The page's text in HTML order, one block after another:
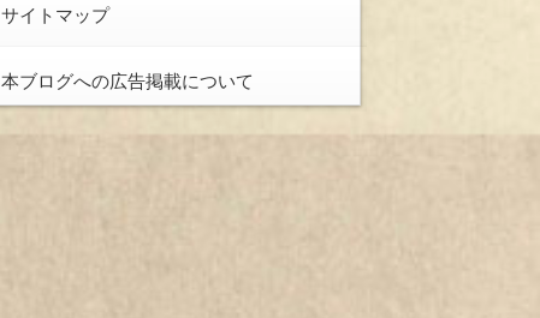
サイトマップ
本ブログへの広告掲載について